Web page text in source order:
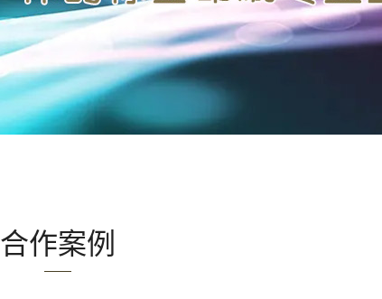
合作案例